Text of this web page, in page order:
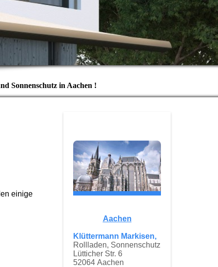
Sonnenschutz in Aachen !
einige
Aachen
Klüttermann Markisen,
Rollladen, Sonnenschutz
Lütticher Str. 6
52064 Aachen